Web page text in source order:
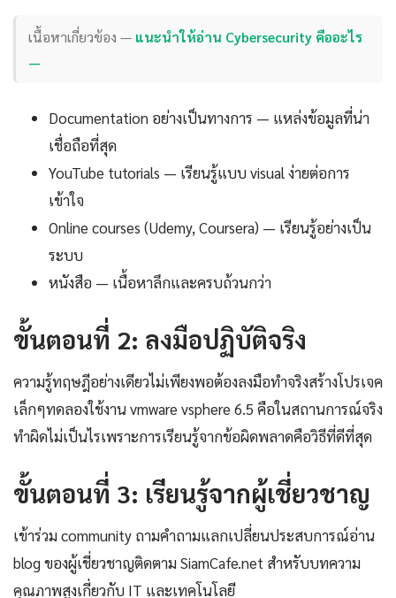
เนื้อหาเกี่ยวข้อง — แนะนำให้อ่าน Cybersecurity คืออะไร
—
Documentation อย่างเป็นทางการ — แหล่งข้อมูลที่น่า
เชื่อถือที่สุด
YouTube tutorials — เรียนรู้แบบ visual ง่ายต่อการ
เข้าใจ
Online courses (Udemy, Coursera) — เรียนรู้อย่างเป็น
ระบบ
หนังสือ — เนื้อหาลึกและครบถ้วนกว่า
ขั้นตอนที่ 2: ลงมือปฏิบัติจริง
ความรู้ทฤษฎีอย่างเดียวไม่เพียงพอต้องลงมือทำจริงสร้างโปรเจค
เล็กๆทดลองใช้งาน vmware vsphere 6.5 คือในสถานการณ์จริง
ทำผิดไม่เป็นไรเพราะการเรียนรู้จากข้อผิดพลาดคือวิธีที่ดีที่สุด
ขั้นตอนที่ 3: เรียนรู้จากผู้เชี่ยวชาญ
เข้าร่วม community ถามคำถามแลกเปลี่ยนประสบการณ์อ่าน
blog ของผู้เชี่ยวชาญติดตาม SiamCafe.net สำหรับบทความ
คุณภาพสูงเกี่ยวกับ IT และเทคโนโลยี